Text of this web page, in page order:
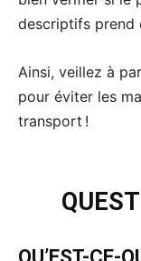
descriptifs prend
Ainsi, veillez à
pour éviter les
transport !